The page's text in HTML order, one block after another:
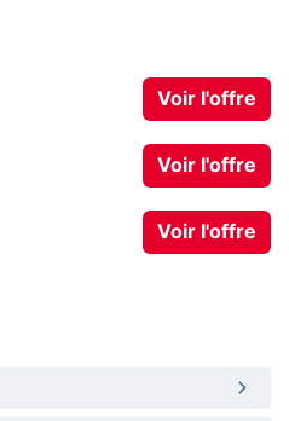
Voir l'offre
Voir l'offre
Voir l'offre